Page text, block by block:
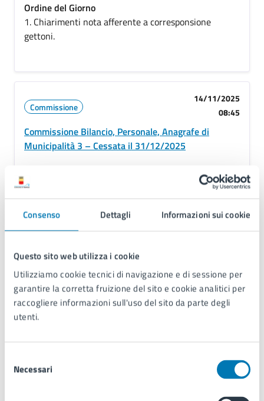
Consenso Dettagli Informazioni sui cookie
Questo sito web utilizza i cookie
Utilizziamo cookie tecnici di navigazione e di sessione per
garantire la corretta fruizione del sito e cookie analitici per
raccogliere informazioni sull'uso del sito da parte degli
utenti.
delNecessari
Ordine del Giorno
1. Chiarimenti nota afferente a corresponsione
gettoni.
Commissione
14/11/2025
08:45
Commissione Bilancio, Personale, Anagrafe di
Municipalità 3 – Cessata il 31/12/2025
Presenza
Ordine del Giorno
1. Proposta raccolta coperte per le persone senza
Commissione
17/11/2025
Modalità